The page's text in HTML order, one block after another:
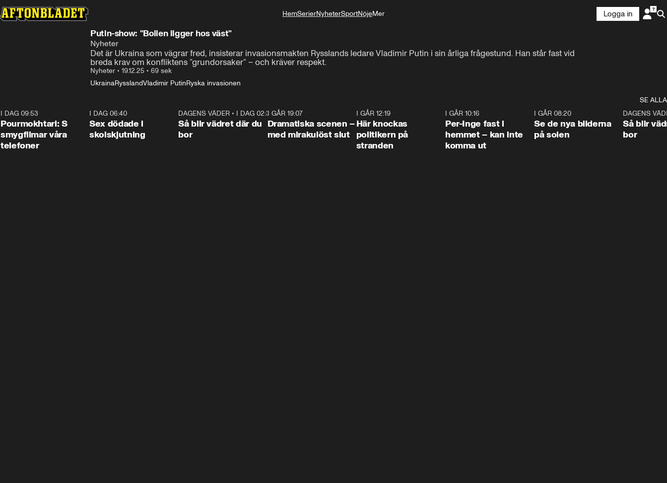
HemSerierNyheterSportNöjeMer
Logga in
Putin-show: "Bollen ligger hos väst"
Nyheter
Det är Ukraina som vägrar fred, insisterar invasionsmakten Rysslands ledare Vladimir Putin i sin årliga frågestund. Han står fast vid
breda krav om konfliktens ”grundorsaker” – och kräver respekt.
Nyheter • 19.12.25 • 69 sek
UkrainaRysslandVladimir PutinRyska invasionen
SE ALLA
I DAG 09:53
Pourmokhtari: S
smygfilmar våra
telefoner
I DAG 06:40
Sex dödade i
skolskjutning
1:06
DAGENS VÄDER • I DAG 02:30
Så blir vädret där du
bor
I GÅR 19:07
Dramatiska scenen –
med mirakulöst slut
I GÅR 12:19
Här knockas
politikern på
stranden
I GÅR 10:16
Per-Inge fast i
hemmet – kan inte
komma ut
I GÅR 08:20
Se de nya bilderna
på solen
DAGENS
Så blir
bor